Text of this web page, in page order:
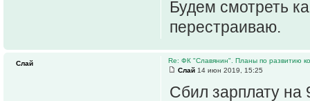
Будем смотреть
перестраиваю.
Re: ФК "Славянин". Планы по развитию
Слай 14 июн 2019, 15:25
Сбил зарплату на
Слай